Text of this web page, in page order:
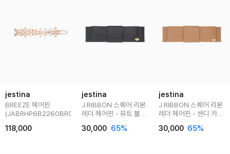
jestina
BREEZE 헤어핀
(JABRHP6B2260BR000)
118,000
jestina
J.RIBBON 스퀘어 리본
레더 헤어핀 - 뮤트 블랙
30,000 65%
jestina
J.RIBBON 스퀘어 리본
레더 헤어핀 - 샌디 카멜
30,000 65%